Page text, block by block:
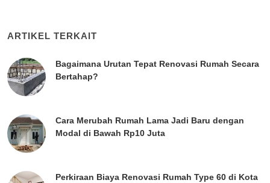
ARTIKEL TERKAIT
Bagaimana Urutan Tepat Renovasi Rumah Secara
Bertahap?
Cara Merubah Rumah Lama Jadi Baru dengan
Modal di Bawah Rp10 Juta
Perkiraan Biaya Renovasi Rumah Type 60 di Kota